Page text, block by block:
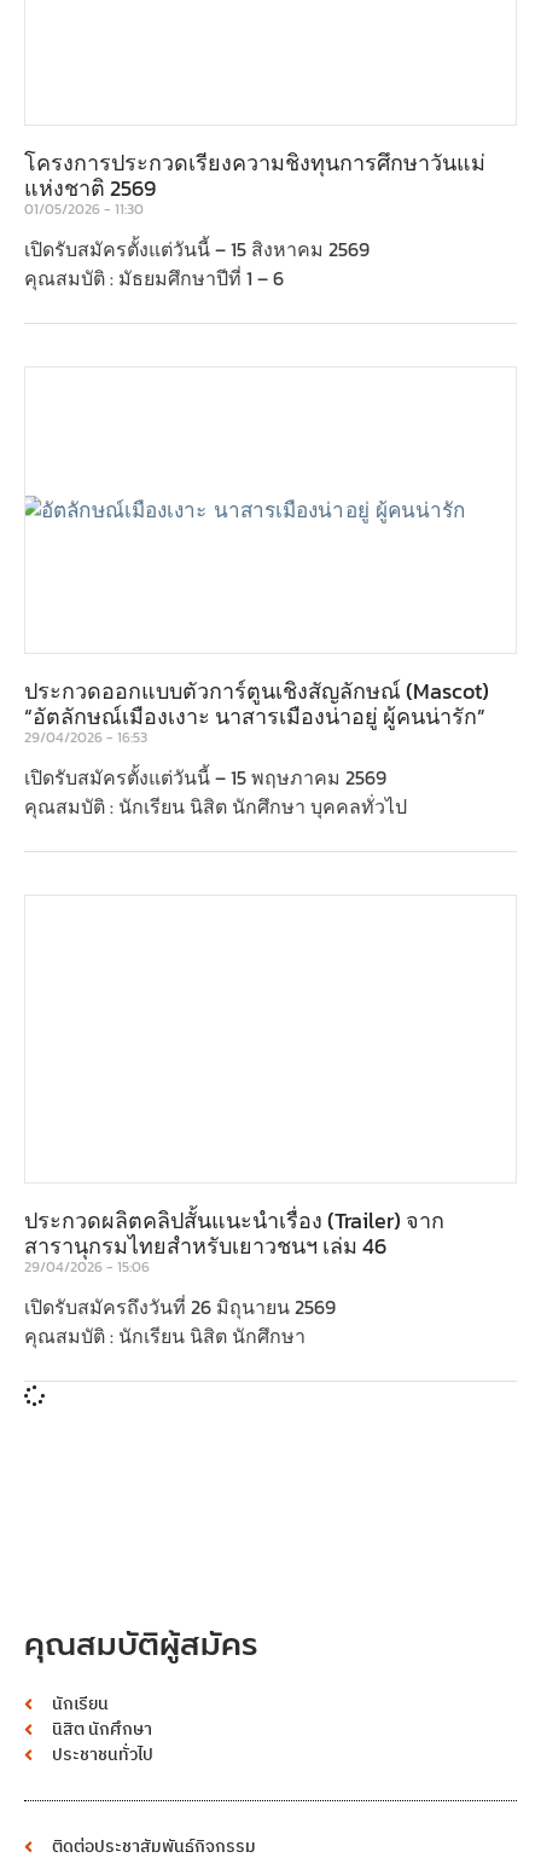
โครงการประกวดเรียงความชิงทุนการศึกษาวันแม่
แห่งชาติ 2569
01/05/2026 11:30
เปิดรับสมัครตั้งแต่วันนี้ – 15 สิงหาคม 2569
คุณสมบัติ : มัธยมศึกษาปีที่ 1 – 6
ประกวดออกแบบตัวการ์ตูนเชิงสัญลักษณ์ (Mascot)
“อัตลักษณ์เมืองเงาะ นาสารเมืองน่าอยู่ ผู้คนน่ารัก”
29/04/2026 16:53
เปิดรับสมัครตั้งแต่วันนี้ – 15 พฤษภาคม 2569
คุณสมบัติ : นักเรียน นิสิต นักศึกษา บุคคลทั่วไป
ประกวดผลิตคลิปสั้นแนะนำเรื่อง (Trailer) จาก
สารานุกรมไทยสำหรับเยาวชนฯ เล่ม 46
29/04/2026 15:06
เปิดรับสมัครถึงวันที่ 26 มิถุนายน 2569
คุณสมบัติ : นักเรียน นิสิต นักศึกษา
คุณสมบัติผู้สมัคร
นักเรียน
นิสิต นักศึกษา
ประชาชนทั่วไป
ติดต่อประชาสัมพันธ์กิจกรรม